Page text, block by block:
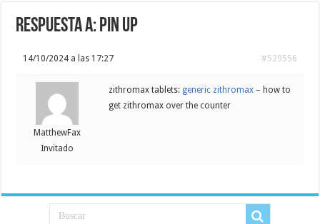
Respuesta a: pin up
14/10/2024 a las 17:27 #529556
MatthewFax
Invitado
zithromax tablets: generic zithromax – how to
get zithromax over the counter